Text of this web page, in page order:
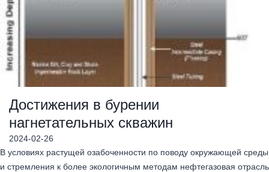
Достижения в бурении
нагнетательных скважин
2024-02-26
В условиях растущей озабоченности по поводу окружающей среды
и стремления к более экологичным методам нефтегазовая отрасль